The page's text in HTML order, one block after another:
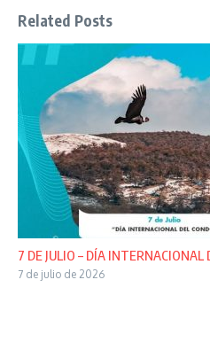
Related Posts
7 DE JULIO – DÍA INTERNACIONAL
7 de julio de 2026